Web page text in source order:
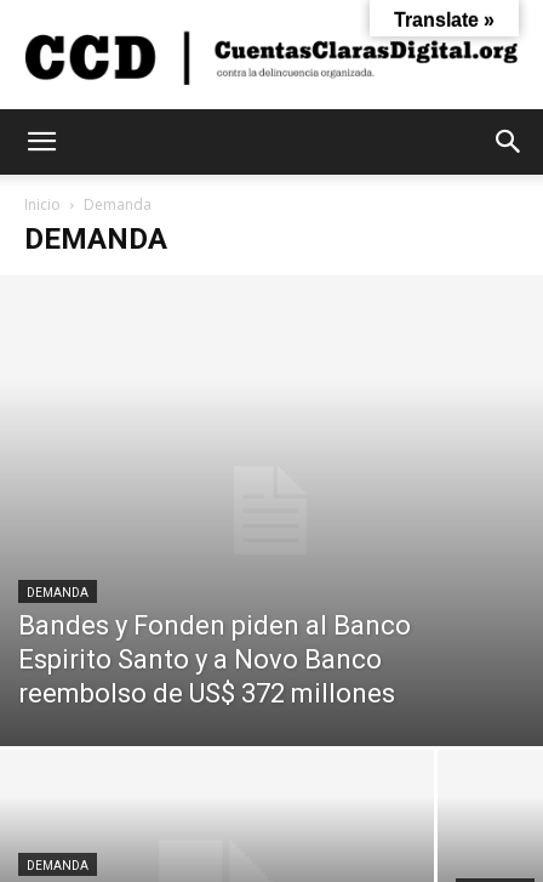
Inicio Demanda
DEMANDA
DEMANDA
Bandes y Fonden piden al Banco
Espirito Santo y a Novo Banco
reembolso de US$ 372 millones
DEMANDA
Translate »